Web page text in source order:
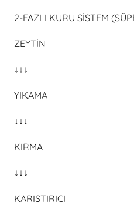
2-FAZLI KURU SİSTEM
ZEYTİN
↓↓↓
YIKAMA
↓↓↓
KIRMA
↓↓↓
KARIŞTIRICI